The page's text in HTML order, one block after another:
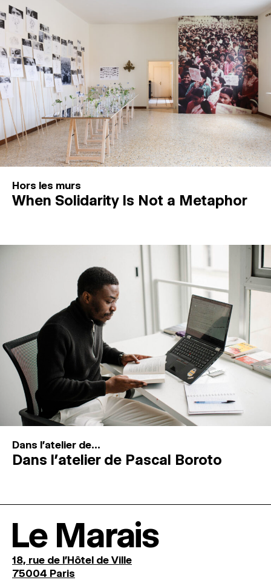
Hors les murs
When Solidarity Is Not a Metaphor
Dans l'atelier de...
Dans l’atelier de Pascal Boroto
Le Marais
18, rue de l'Hôtel de Ville
75004 Paris